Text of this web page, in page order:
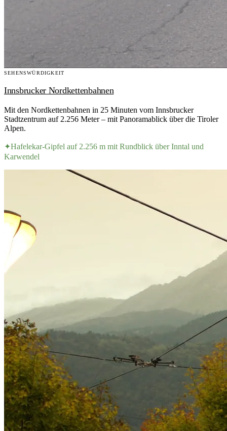
SEHENSWÜRDIGKEIT
Innsbrucker Nordkettenbahnen
Mit den Nordkettenbahnen in 25 Minuten vom Innsbrucker
Stadtzentrum auf 2.256 Meter – mit Panoramablick über die Tiroler
Alpen.
✦Hafelekar-Gipfel auf 2.256 m mit Rundblick über Inntal und
Karwendel